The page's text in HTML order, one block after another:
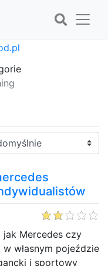
jak Mercedes czy
własnym pojeździe
i sportowy